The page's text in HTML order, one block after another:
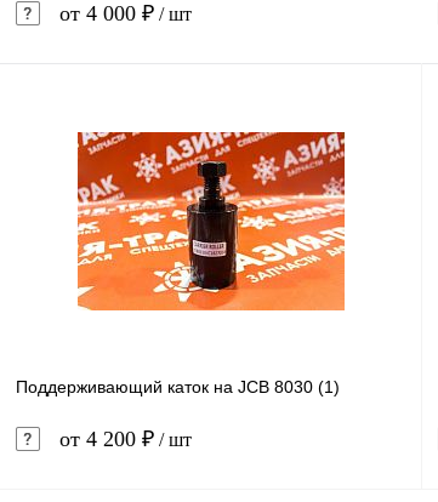
от 4 000 ₽ / шт
Купить в 1 клик Сравнение
В избранное В наличии
Поддерживающий каток на JCB 8030 (1)
от 4 200 ₽ / шт